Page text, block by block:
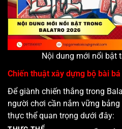
Nội dung mới nổi bật
Chiến thuật xây dựng bộ bài
Để giành chiến thắng trong
người chơi cần nắm vững
thực thể quan trọng dưới đây: